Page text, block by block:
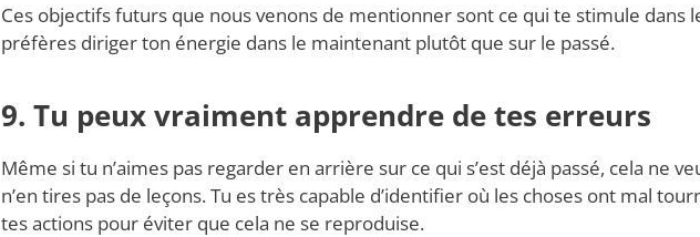
Ces objectifs futurs que nous venons de mentionner sont ce qui te stimule dans
préfères diriger ton énergie dans le maintenant plutôt que sur le passé.
9. Tu peux vraiment apprendre de tes erreurs
Même si tu n’aimes pas regarder en arrière sur ce qui s’est déjà passé, cela ne
n’en tires pas de leçons. Tu es très capable d’identifier où les choses ont mal
tes actions pour éviter que cela ne se reproduise.